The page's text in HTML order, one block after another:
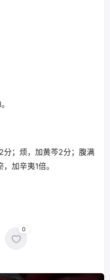
分；烦，加黄芩2分；腹满
加辛夷1倍。
0